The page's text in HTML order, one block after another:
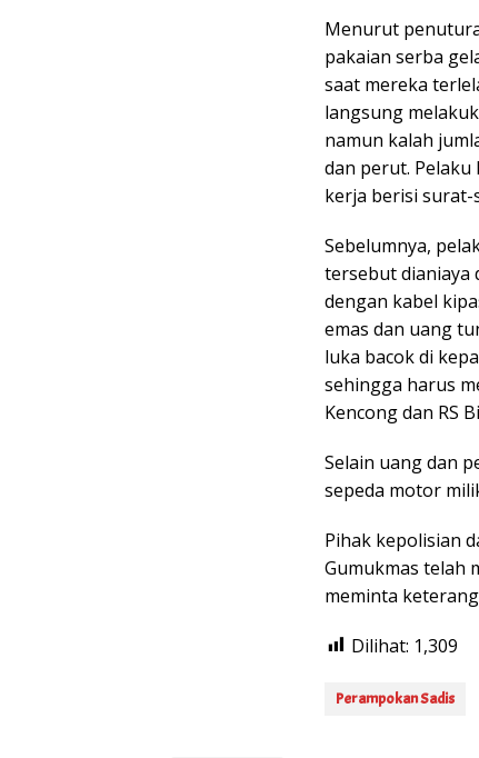
Menurut
pakaian serba
saat mereka
langsung
namun kalah
dan perut. Pelaku
kerja berisi
Sebelumnya,
tersebut dianiaya
dengan kabel
emas dan uang
luka bacok di
sehingga harus
Kencong dan RS
Selain uang dan
sepeda motor
Pihak kepolisian
Gumukmas telah
meminta
Dilihat: 1,309
Perampokan Sadis